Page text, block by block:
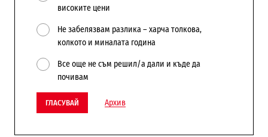
високите цени
Не забелязвам разлика – харча толкова,
колкото и миналата година
Все още не съм решил/а дали и къде да
почивам
ГЛАСУВАЙ Архив